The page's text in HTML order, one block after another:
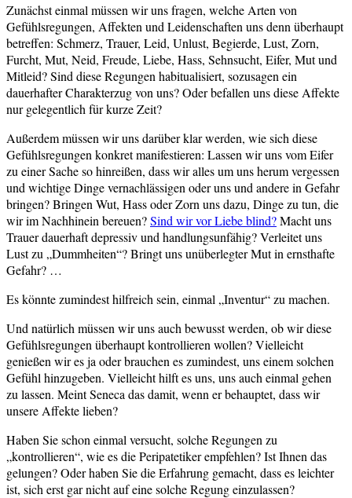
Zunächst einmal müssen wir uns fragen, welche Arten von
Gefühlsregungen, Affekten und Leidenschaften uns denn überhaupt
betreffen: Schmerz, Trauer, Leid, Unlust, Begierde, Lust, Zorn,
Furcht, Mut, Neid, Freude, Liebe, Hass, Sehnsucht, Eifer, Mut und
Mitleid? Sind diese Regungen habitualisiert, sozusagen ein
dauerhafter Charakterzug von uns? Oder befallen uns diese Affekte
nur gelegentlich für kurze Zeit?
Außerdem müssen wir uns darüber klar werden, wie sich diese
Gefühlsregungen konkret manifestieren: Lassen wir uns vom Eifer
zu einer Sache so hinreißen, dass wir alles um uns herum vergessen
und wichtige Dinge vernachlässigen oder uns und andere in Gefahr
bringen? Bringen Wut, Hass oder Zorn uns dazu, Dinge zu tun, die
wir im Nachhinein bereuen?Sind wir vor Liebe blind?Macht uns
Trauer dauerhaft depressiv und handlungsunfähig? Verleitet uns
Lust zu „Dummheiten“? Bringt uns unüberlegter Mut in ernsthafte
Gefahr? …
Es könnte zumindest hilfreich sein, einmal „Inventur“ zu machen.
Und natürlich müssen wir uns auch bewusst werden, ob wir diese
Gefühlsregungen überhaupt kontrollieren wollen? Vielleicht
genießen wir es ja oder brauchen es zumindest, uns einem solchen
Gefühl hinzugeben. Vielleicht hilft es uns, uns auch einmal gehen
zu lassen. Meint Seneca das damit, wenn er behauptet, dass wir
unsere Affekte lieben?
Haben Sie schon einmal versucht, solche Regungen zu
„kontrollieren“, wie es die Peripatetiker empfehlen? Ist Ihnen das
gelungen? Oder haben Sie die Erfahrung gemacht, dass es leichter
ist, sich erst gar nicht auf eine solche Regung einzulassen?